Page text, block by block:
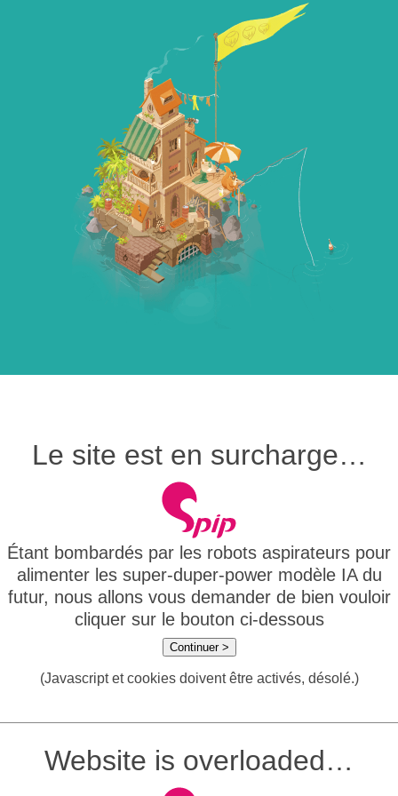
Le site est en surcharge…
Étant bombardés par les robots aspirateurs pour
alimenter les super-duper-power modèle IA du
futur, nous allons vous demander de bien vouloir
cliquer sur le bouton ci-dessous
Continuer >
(Javascript et cookies doivent être activés, désolé.)
Website is overloaded…